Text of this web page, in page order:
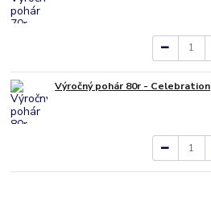
Výročný pohár 80r - Celebration